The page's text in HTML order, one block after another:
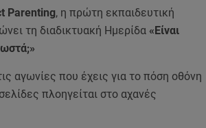
Parenting, η πρώτη εκπαιδευτική
τη διαδικτυακή Ημερίδα «Είναι
αγωνίες που έχεις για το πόση οθόνη
πλοηγείται στο αχανές